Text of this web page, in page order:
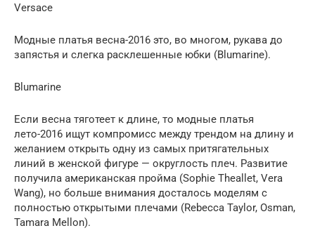
Versace
Модные платья весна-2016 это, во многом, рукава до
запястья и слегка расклешенные юбки (Blumarine).
Blumarine
Если весна тяготеет к длине, то модные платья
лето-2016 ищут компромисс между трендом на длину и
желанием открыть одну из самых притягательных
линий в женской фигуре — округлость плеч. Развитие
получила американская пройма (Sophie Theallet, Vera
Wang), но больше внимания досталось моделям с
полностью открытыми плечами (Rebecca Taylor, Osman,
Tamara Mellon).